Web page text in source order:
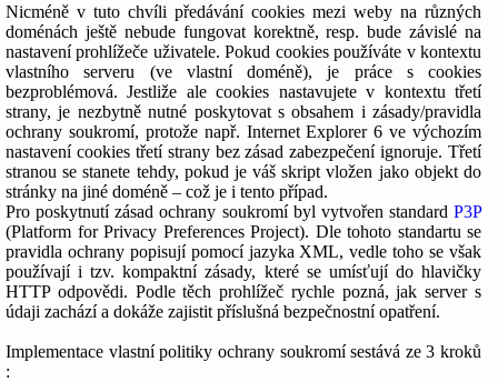
Nicméně v tuto chvíli předávání cookies mezi weby na různých
doménách ještě nebude fungovat korektně, resp. bude závislé na
nastavení prohlížeče uživatele. Pokud cookies používáte v kontextu
vlastního serveru (ve vlastní doméně), je práce s cookies
bezproblémová. Jestliže ale cookies nastavujete v kontextu třetí
strany, je nezbytně nutné poskytovat s obsahem i zásady/pravidla
ochrany soukromí, protože např. Internet Explorer 6 ve výchozím
nastavení cookies třetí strany bez zásad zabezpečení ignoruje. Třetí
stranou se stanete tehdy, pokud je váš skript vložen jako objekt do
stránky na jiné doméně – což je i tento případ.
Pro poskytnutí zásad ochrany soukromí byl vytvořen standard P3P
(Platform for Privacy Preferences Project). Dle tohoto standartu se
pravidla ochrany popisují pomocí jazyka XML, vedle toho se však
používají i tzv. kompaktní zásady, které se umísťují do hlavičky
HTTP odpovědi. Podle těch prohlížeč rychle pozná, jak server s
údaji zachází a dokáže zajistit příslušná bezpečnostní opatření.
Implementace vlastní politiky ochrany soukromí sestává ze 3 kroků
: